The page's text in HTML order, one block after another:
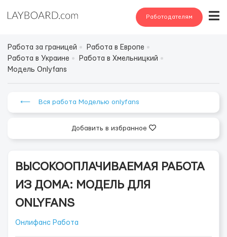
Работодателям
Работа за границей
Работа в Европе
Работа в Украине
Работа в Хмельницкий
Модель Onlyfans
⟵ Вся работа Моделью onlyfans
Добавить в избранное
ВЫСОКООПЛАЧИВАЕМАЯ РАБОТА
ИЗ ДОМА: МОДЕЛЬ ДЛЯ
ONLYFANS
Онлифанс Работа